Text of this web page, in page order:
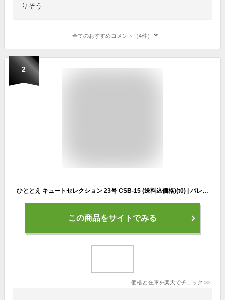
りそう
全てのおすすめコメント（4件）
2
ひととえ キュートセレクション 23号 CSB-15 (送料込価格)(t0) | バレンタインデー 送料無料 内祝い お祝い お返し ギフト 誕生日 プレゼント お礼 ご挨拶 出産内祝い 快気祝い お供え 香典返し 人気 お菓子 菓子折り フルーツカステラ クッキー 焼菓子 CSA-15後継品
この商品をサイトでみる
価格と在庫を楽天でチェック >>